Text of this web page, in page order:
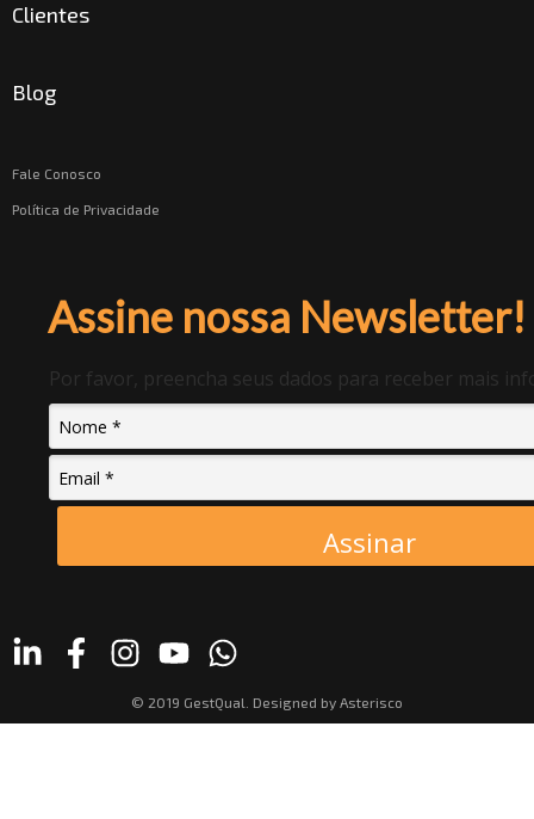
Clientes
Blog
Fale Conosco
Política de Privacidade
Assine nossa Newsletter!
Por favor, preencha seus dados para receber mais
Assinar
© 2019 GestQual. Designed by Asterisco